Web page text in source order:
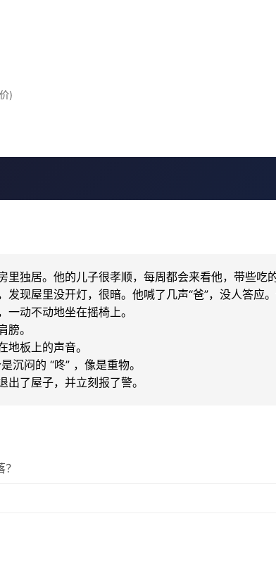
)
独居。他的儿子很孝顺，每周都会来看他，带些吃的
现屋里没开灯，很暗。他喊了几声“爸”，没人答应
动不动地坐在摇椅上。
。
板上的声音。
沉闷的 “咚” ，像是重物。
了屋子，并立刻报了警。